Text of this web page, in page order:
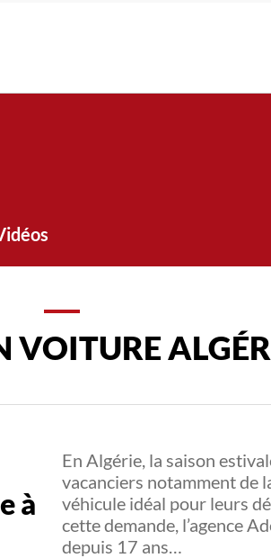
VOITURE
à
En Algérie, la saison
vacanciers notamment de
véhicule idéal pour leurs
cette demande, l’agence
depuis 17 ans…